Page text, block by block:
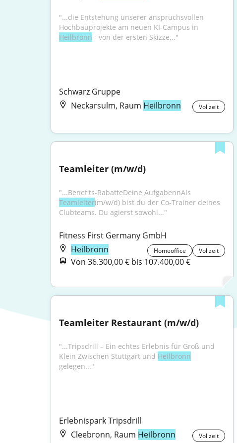
"...die Entstehung unserer anspruchsvollen
Heilbronn - von der ersten Skizze..."
Schwarz Gruppe
Neckarsulm, Raum Heilbronn Vollzeit
Teamleiter (m/w/d)
Teamleiter(m/w/d) bist du der Co-Trainer deines
Clubteams. Du agierst sowohl..."
Fitness First Germany GmbH
Heilbronn
Homeoffice Vollzeit
Von 36.300,00 € bis 107.400,00 €
Teamleiter Restaurant (m/w/d)
"...Tripsdrill – Ein echtes Erlebnis für Groß und
Klein Zwischen Stuttgart und Heilbronn
gelegen..."
Erlebnispark Tripsdrill
Cleebronn, Raum Heilbronn Vollzeit